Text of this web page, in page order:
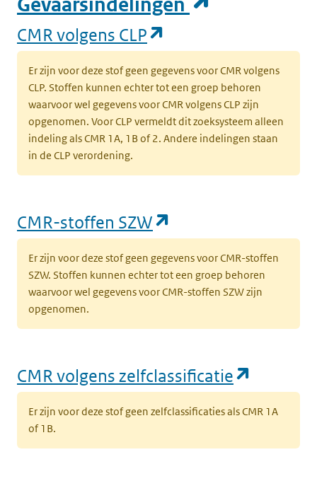
CMR volgens CLP
Er zijn voor deze stof geen gegevens voor CMR volgens
CLP. Stoffen kunnen echter tot een groep behoren
waarvoor wel gegevens voor CMR volgens CLP zijn
opgenomen. Voor CLP vermeldt dit zoeksysteem alleen
indeling als CMR 1A, 1B of 2. Andere indelingen staan
in de CLP verordening.
CMR-stoffen SZW
Er zijn voor deze stof geen gegevens voor CMR-stoffen
SZW. Stoffen kunnen echter tot een groep behoren
waarvoor wel gegevens voor CMR-stoffen SZW zijn
opgenomen.
CMR volgens zelfclassificatie
Er zijn voor deze stof geen zelfclassificaties als CMR 1A
of 1B.